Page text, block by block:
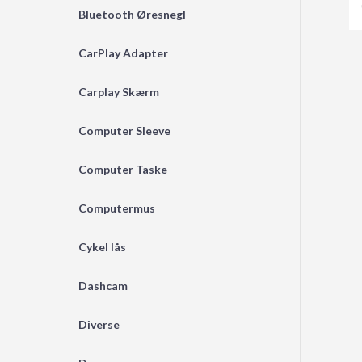
Bluetooth Øresnegl
CarPlay Adapter
Carplay Skærm
Computer Sleeve
Computer Taske
Computermus
Cykel lås
Dashcam
Diverse